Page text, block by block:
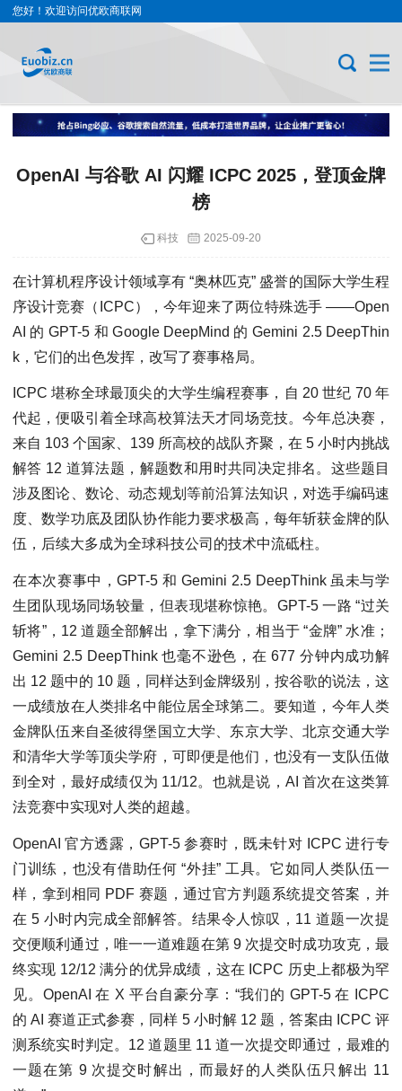
您好！欢迎访问优欧商联网
OpenAI 与谷歌 AI 闪耀 ICPC 2025，登顶金牌
榜
科技 2025-09-20
在计算机程序设计领域享有 “奥林匹克” 盛誉的国际大学生程
序设计竞赛（ICPC），今年迎来了两位特殊选手 ——Open
AI 的 GPT-5 和 Google DeepMind 的 Gemini 2.5 DeepThin
k，它们的出色发挥，改写了赛事格局。
ICPC 堪称全球最顶尖的大学生编程赛事，自 20 世纪 70 年
代起，便吸引着全球高校算法天才同场竞技。今年总决赛，
来自 103 个国家、139 所高校的战队齐聚，在 5 小时内挑战
解答 12 道算法题，解题数和用时共同决定排名。这些题目
涉及图论、数论、动态规划等前沿算法知识，对选手编码速
度、数学功底及团队协作能力要求极高，每年斩获金牌的队
伍，后续大多成为全球科技公司的技术中流砥柱。
在本次赛事中，GPT-5 和 Gemini 2.5 DeepThink 虽未与学
生团队现场同场较量，但表现堪称惊艳。GPT-5 一路 “过关
斩将”，12 道题全部解出，拿下满分，相当于 “金牌” 水准；
Gemini 2.5 DeepThink 也毫不逊色，在 677 分钟内成功解
出 12 题中的 10 题，同样达到金牌级别，按谷歌的说法，这
一成绩放在人类排名中能位居全球第二。要知道，今年人类
金牌队伍来自圣彼得堡国立大学、东京大学、北京交通大学
和清华大学等顶尖学府，可即便是他们，也没有一支队伍做
到全对，最好成绩仅为 11/12。也就是说，AI 首次在这类算
法竞赛中实现对人类的超越。
OpenAI 官方透露，GPT-5 参赛时，既未针对 ICPC 进行专
门训练，也没有借助任何 “外挂” 工具。它如同人类队伍一
样，拿到相同 PDF 赛题，通过官方判题系统提交答案，并
在 5 小时内完成全部解答。结果令人惊叹，11 道题一次提
交便顺利通过，唯一一道难题在第 9 次提交时成功攻克，最
终实现 12/12 满分的优异成绩，这在 ICPC 历史上都极为罕
见。OpenAI 在 X 平台自豪分享：“我们的 GPT-5 在 ICPC
的 AI 赛道正式参赛，同样 5 小时解 12 题，答案由 ICPC 评
测系统实时判定。12 道题里 11 道一次提交即通过，最难的
一题在第 9 次提交时解出，而最好的人类队伍只解出 11